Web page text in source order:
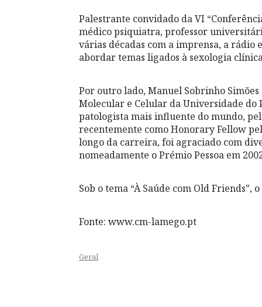
Palestrante convidado da VI
médico psiquiatra, professor
várias décadas com a imprensa, a
abordar temas ligados à sexologia
Por outro lado, Manuel Sobrinho
Molecular e Celular da Universidade do
patologista mais influente do mundo,
recentemente como Honorary Fellow
longo da carreira, foi agraciado com
nomeadamente o Prémio Pessoa em
Sob o tema “À Saúde com Old
Fonte: www.cm-lamego.pt
Geral